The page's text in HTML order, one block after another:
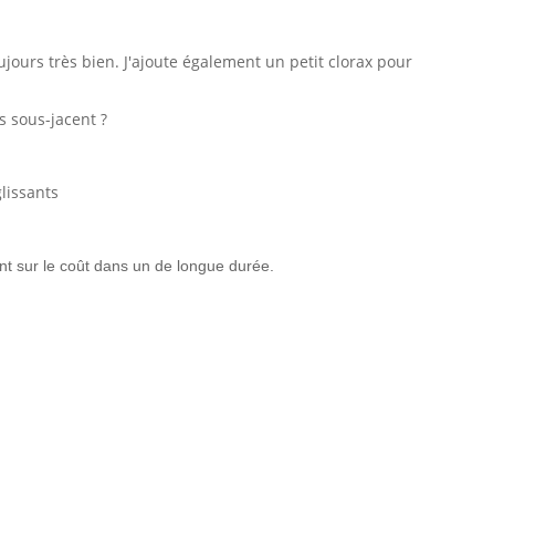
très bien. J'ajoute également un petit clorax pour
sous-jacent ?
sur le coût dans un de longue durée.